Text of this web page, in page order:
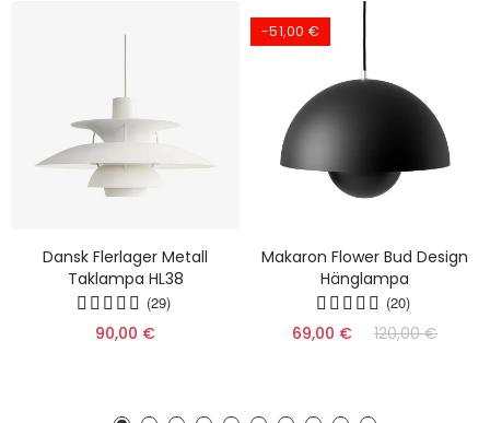
Dansk Flerlager Metall
Taklampa HL38
(29)
90,00 €
-51,00 €
Makaron Flower Bud Design
Hänglampa
(20)
69,00 € 120,00 €